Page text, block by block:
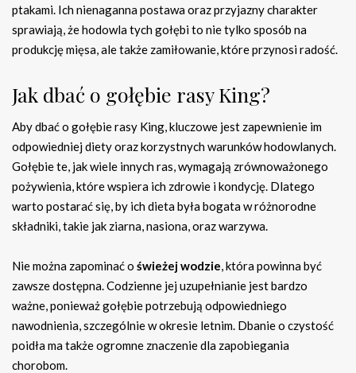
ptakami. Ich nienaganna postawa oraz przyjazny charakter
sprawiają, że hodowla tych gołębi to nie tylko sposób na
produkcję mięsa, ale także zamiłowanie, które przynosi radość.
Jak dbać o gołębie rasy King?
Aby dbać o gołębie rasy King, kluczowe jest zapewnienie im
odpowiedniej diety oraz korzystnych warunków hodowlanych.
Gołębie te, jak wiele innych ras, wymagają zrównoważonego
pożywienia, które wspiera ich zdrowie i kondycję. Dlatego
warto postarać się, by ich dieta była bogata w różnorodne
składniki, takie jak ziarna, nasiona, oraz warzywa.
Nie można zapominać o świeżej wodzie, która powinna być
zawsze dostępna. Codzienne jej uzupełnianie jest bardzo
ważne, ponieważ gołębie potrzebują odpowiedniego
nawodnienia, szczególnie w okresie letnim. Dbanie o czystość
poidła ma także ogromne znaczenie dla zapobiegania
chorobom.